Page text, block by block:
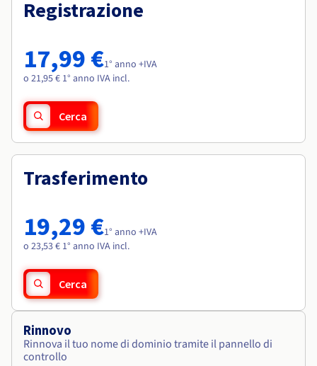
Tariffe
Roadmap & Changelog
Osservabilità
Roadmap & Changelog
Roadmap & Changelog
Roadmap & Changelog
Roadmap & Changelog
Registrazione
17,99 €1° anno +IVA
o 21,95 € 1° anno IVA incl.
Cerca
Trasferimento
19,29 €1° anno +IVA
o 23,53 € 1° anno IVA incl.
Cerca
Rinnovo
Rinnova il tuo nome di dominio tramite il pannello di
controllo